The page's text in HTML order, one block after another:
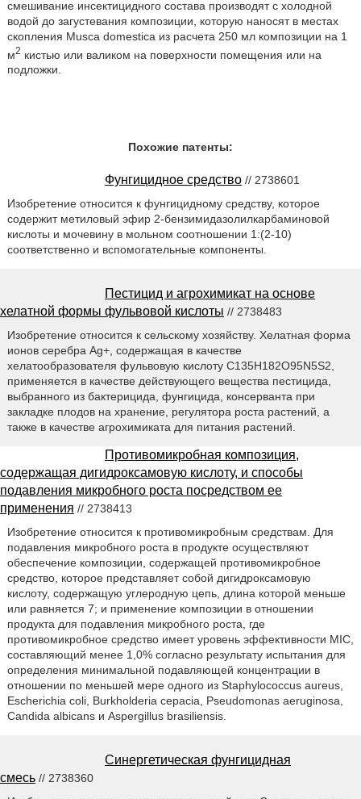
смешивание инсектицидного состава производят с холодной
водой до загустевания композиции, которую наносят в местах
скопления Musca domestica из расчета 250 мл композиции на 1
м2 кистью или валиком на поверхности помещения или на
подложки.
Похожие патенты:
Фунгицидное средство // 2738601
Изобретение относится к фунгицидному средству, которое
содержит метиловый эфир 2-бензимидазолилкарбаминовой
кислоты и мочевину в мольном соотношении 1:(2-10)
соответственно и вспомогательные компоненты.
Пестицид и агрохимикат на основе
хелатной формы фульвовой кислоты // 2738483
Изобретение относится к сельскому хозяйству. Хелатная форма
ионов серебра Аg+, содержащая в качестве
хелатообразователя фульвовую кислоту C135H182O95N5S2,
применяется в качестве действующего вещества пестицида,
выбранного из бактерицида, фунгицида, консерванта при
закладке плодов на хранение, регулятора роста растений, а
также в качестве агрохимиката для питания растений.
Противомикробная композиция,
содержащая дигидроксамовую кислоту, и способы
подавления микробного роста посредством ее
применения // 2738413
Изобретение относится к противомикробным средствам. Для
подавления микробного роста в продукте осуществляют
обеспечение композиции, содержащей противомикробное
средство, которое представляет собой дигидроксамовую
кислоту, содержащую углеродную цепь, длина которой меньше
или равняется 7; и применение композиции в отношении
продукта для подавления микробного роста, где
противомикробное средство имеет уровень эффективности MIC,
составляющий менее 1,0% согласно результату испытания для
определения минимальной подавляющей концентрации в
отношении по меньшей мере одного из Staphylococcus aureus,
Escherichia coli, Burkholderia cepacia, Pseudomonas aeruginosa,
Candida albicans и Aspergillus brasiliensis.
Синергетическая фунгицидная
смесь // 2738360